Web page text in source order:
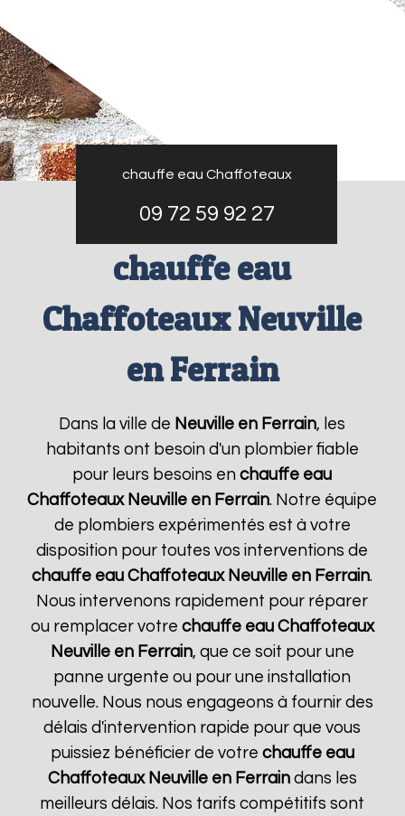
chauffe eau Chaffoteaux
09 72 59 92 27
chauffe eau
Chaffoteaux Neuville
en Ferrain
Dans la ville de Neuville en Ferrain, les
habitants ont besoin d'un plombier fiable
pour leurs besoins enchauffe eau
Chaffoteaux Neuville en Ferrain. Notre équipe
de plombiers expérimentés est à votre
disposition pour toutes vos interventions de
chauffe eau Chaffoteaux Neuville en Ferrain.
Nous intervenons rapidement pour réparer
ou remplacer votre chauffe eau Chaffoteaux
Neuville en Ferrain, que ce soit pour une
panne urgente ou pour une installation
nouvelle. Nous nous engageons à fournir des
délais d'intervention rapide pour que vous
puissiez bénéficier de votre chauffe eau
Chaffoteaux Neuville en Ferraindans les
meilleurs délais. Nos tarifs compétitifs sont